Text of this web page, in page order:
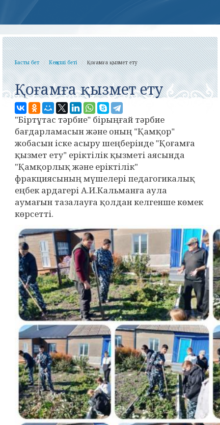
Басты бет Кеңесші беті Қоғамға қызмет ету
Қоғамға қызмет ету
"Біртұтас тәрбие" бірыңғай тәрбие
бағдарламасын және оның "Қамқор"
жобасын іске асыру шеңберінде "Қоғамға
қызмет ету" еріктілік қызметі аясында
"Қамқорлық және еріктілік"
фракциясының мүшелері педагогикалық
еңбек ардагері А.И.Кальманға аула
аумағын тазалауға қолдан келгенше көмек
көрсетті.